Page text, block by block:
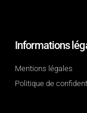
Informations
Mentions légales
Politique de